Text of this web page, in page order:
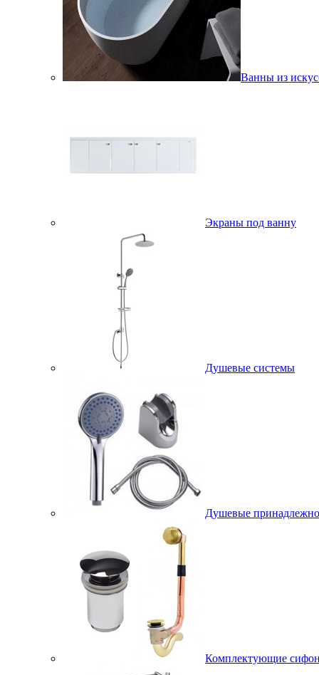
Ванны из
Экраны под ванну
Душевые системы
Душевые
Комплектующие